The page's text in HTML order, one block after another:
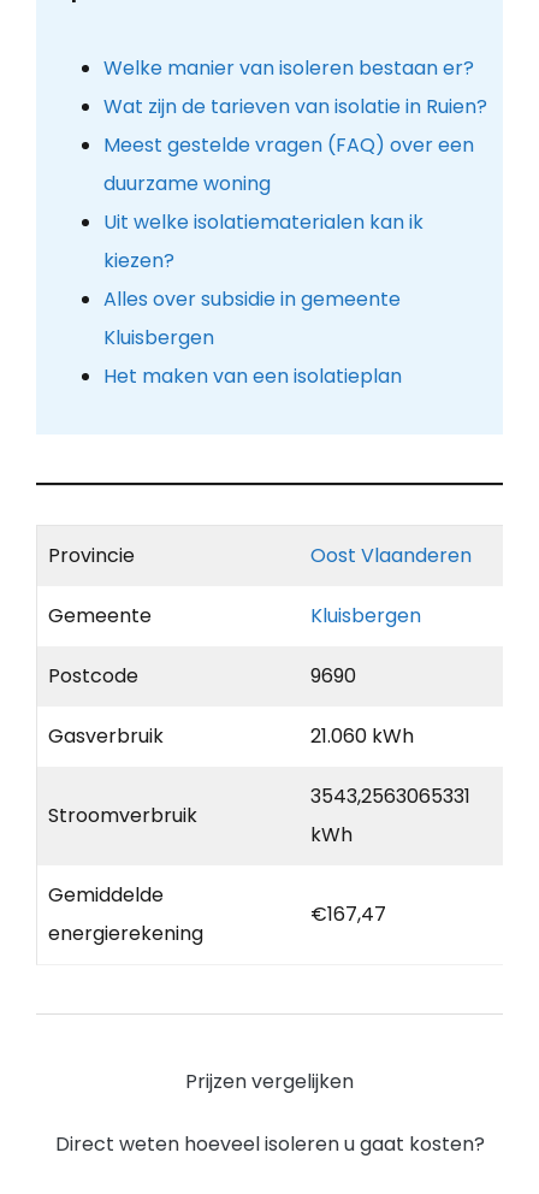
Welke manier van isoleren bestaan er?
Wat zijn de tarieven van isolatie in Ruien?
Meest gestelde vragen (FAQ) over een
duurzame woning
Uit welke isolatiematerialen kan ik
kiezen?
Alles over subsidie in gemeente
Kluisbergen
Het maken van een isolatieplan
Provincie Oost Vlaanderen
Gemeente Kluisbergen
Postcode 9690
Gasverbruik 21.060 kWh
Stroomverbruik
3543,2563065331
kWh
Gemiddelde
energierekening
€167,47
Prijzen vergelijken
Direct weten hoeveel isoleren u gaat kosten?